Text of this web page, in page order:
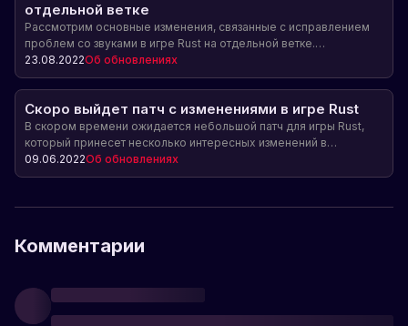
отдельной ветке
Рассмотрим основные изменения, связанные с исправлением
проблем со звуками в игре Rust на отдельной ветке.
Отделённые звуки выстрелов, гвоздомёта и звуков танка Брэдли
теперь воспроизводятся более приглушённо и усилилась их
реверберация. Кроме того, были исправлены некорректные
воспроизведения звуков гвоздомёта от третьего лица.
Улучшение звукового сопровождения в игре Rust.
23.08.2022Об обновлениях
Скоро выйдет патч с изменениями в игре Rust
В скором времени ожидается небольшой патч для игры Rust,
который принесет несколько интересных изменений в
геймплей. Более подробно рассмотрим, чего ожидать от этого
обновления.
09.06.2022Об обновлениях
Комментарии